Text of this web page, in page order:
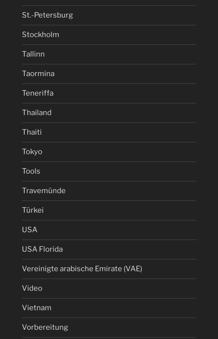
St.-Petersburg
Stockholm
Tallinn
Taormina
Teneriffa
Thailand
Thaiti
Tokyo
Tools
Travemünde
Türkei
USA
USA Florida
Vereinigte arabische Emirate (VAE)
Video
Vietnam
Vorbereitung